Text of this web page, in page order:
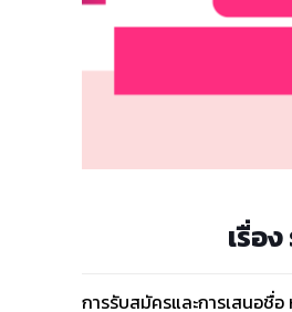
เรื่อ
การรับสมัครและการเสนอชื่